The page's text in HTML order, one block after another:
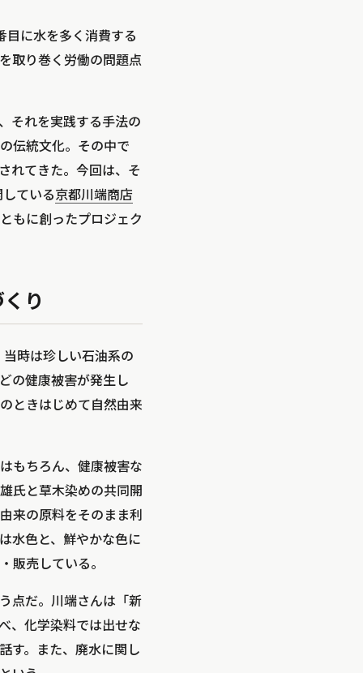
目に水を多く消費する
取り巻く労働の問題点
それを実践する手法の
伝統文化。その中で
れてきた。今回は、そ
ている京都川端商店
もに創ったプロジェク
り
時は珍しい石油系の
の健康被害が発生し
ときはじめて自然由来
もちろん、健康被害な
氏と草木染めの共同開
来の原料をそのまま利
水色と、鮮やかな色に
販売している。
点だ。川端さんは「新
、化学染料では出せな
す。また、廃水に関し